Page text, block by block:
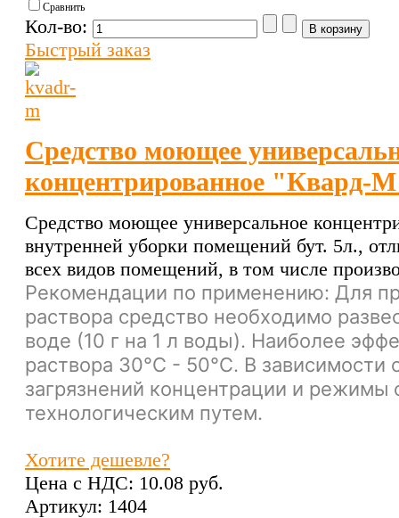
Сравнить
Кол-во:
Быстрый заказ
Средство моющее
концентрированное "Квард-
Средство моющее универсальное
внутренней уборки помещений бут. 5л.,
всех видов помещений, в том числе
Рекомендации по применению: Для
раствора средство необходимо
воде (10 г на 1 л воды). Наиболее
раствора 30°C - 50°С. В зависимости
загрязнений концентрации и режимы
технологическим путем.
Хотите дешевле?
Цена с НДС: 10.08 pуб.
Артикул: 1404